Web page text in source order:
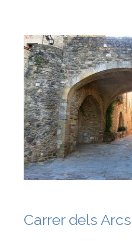
Carrer dels Arcs